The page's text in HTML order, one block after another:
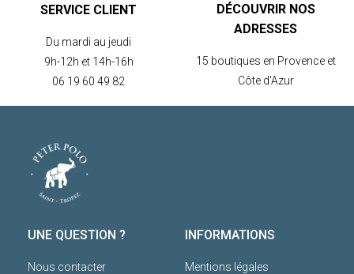
SERVICE CLIENT
Du mardi au jeudi
9h-12h et 14h-16h
06 19 60 49 82
DÉCOUVRIR NOS
ADRESSES
15 boutiques en Provence et
Côte d'Azur
UNE QUESTION ?
Nous contacter
INFORMATIONS
Mentions légales